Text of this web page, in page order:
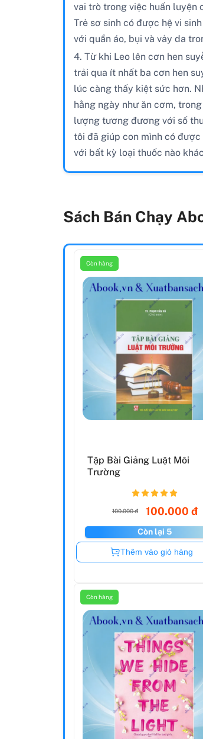
vai trò trong việc huấn luyện
Trẻ sơ sinh có được hệ vi
với quần áo, bụi và vảy da
4. Từ khi Leo lên cơn hen
trải qua ít nhất ba cơn hen
lúc càng thấy kiệt sức hơn.
hằng ngày như ăn cơm,
lượng tương đương với số
tôi đã giúp con mình có được
với bất kỳ loại thuốc nào
Sách Bán Chạy
Còn hàng
Tập Bài Giảng Luật Môi
Trường
100.000 đ 100.000 đ
Còn lại 5
Còn hàng
Thêm vào giỏ hàng
Còn hàng